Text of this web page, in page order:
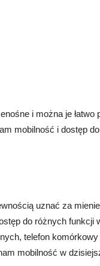
i można je
mobilność i dostęp
uznać za
do różnych
telefon
mobilność w